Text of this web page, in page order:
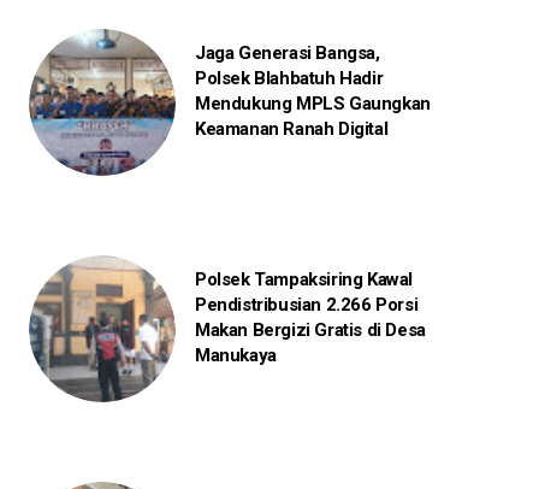
Jaga Generasi Bangsa,
Polsek Blahbatuh Hadir
Mendukung MPLS Gaungkan
Keamanan Ranah Digital
Polsek Tampaksiring Kawal
Pendistribusian 2.266 Porsi
Makan Bergizi Gratis di Desa
Manukaya